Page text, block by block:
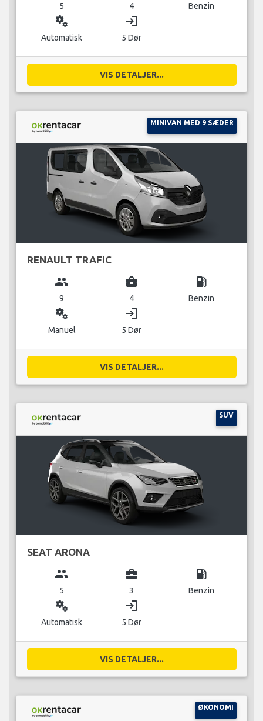
5 4 Benzin
miscellaneous_services
Automatisk
login
5 Dør
VIS DETALJER...
MINIVAN MED 9 SÆDER
RENAULT TRAFIC
group
9
business_center
4
local_gas_station
Benzin
miscellaneous_services
Manuel
login
5 Dør
VIS DETALJER...
SUV
SEAT ARONA
group
5
business_center
3
local_gas_station
Benzin
miscellaneous_services
Automatisk
login
5 Dør
VIS DETALJER...
ØKONOMI